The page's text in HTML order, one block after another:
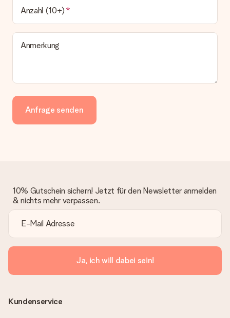
Anzahl (10+)
Anmerkung
Anfrage senden
10% Gutschein sichern! Jetzt für den Newsletter anmelden
& nichts mehr verpassen.
Ja, ich will dabei sein!
Kundenservice